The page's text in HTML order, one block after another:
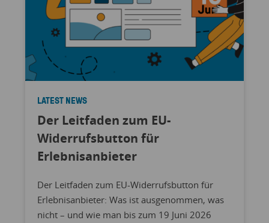
LATEST NEWS
Der Leitfaden zum EU-
Widerrufsbutton für
Erlebnisanbieter
Der Leitfaden zum EU-Widerrufsbutton für
Erlebnisanbieter: Was ist ausgenommen, was
nicht – und wie man bis zum 19 Juni 2026